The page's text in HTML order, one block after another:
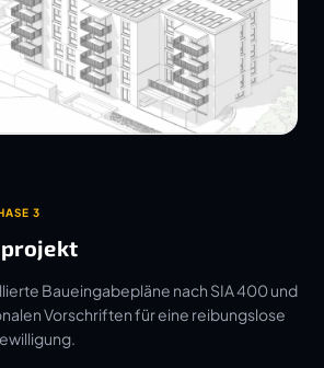
3
Baueingabepläne nach SIA 400 und
Vorschriften für eine reibungslose